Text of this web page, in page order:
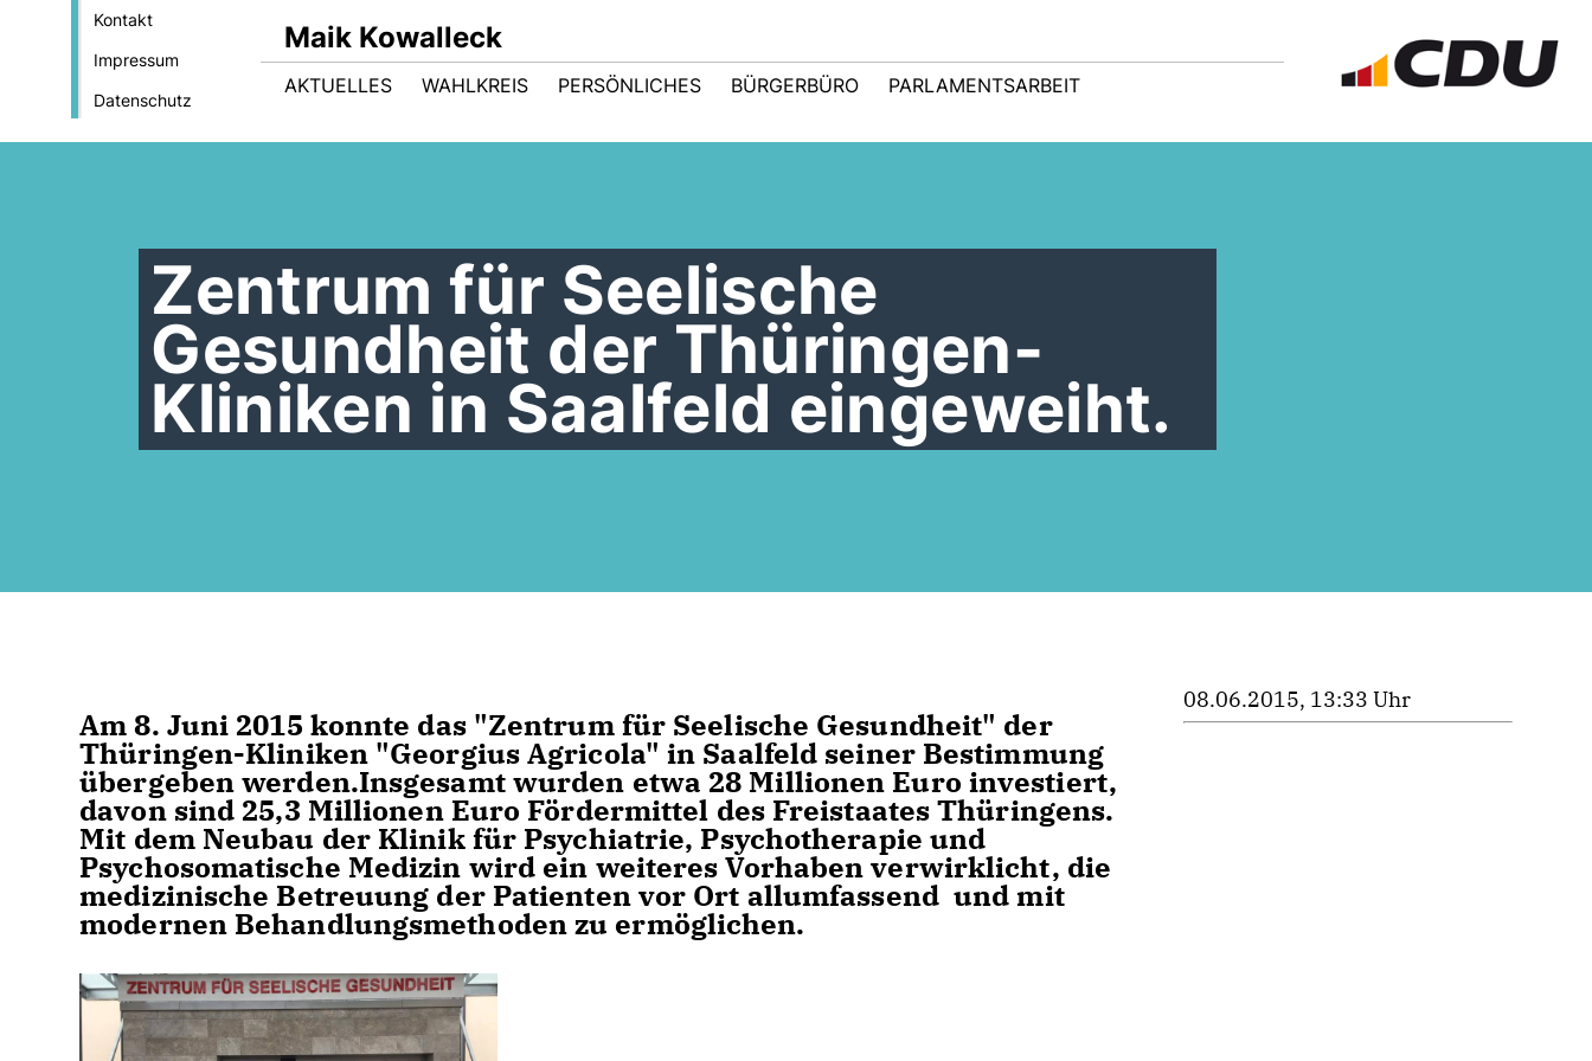
Kontakt
Impressum
Datenschutz
Maik Kowalleck
AKTUELLES WAHLKREIS PERSÖNLICHES BÜRGERBÜRO PARLAMENTSARBEIT
Zentrum für Seelische
Gesundheit der Thüringen-
Kliniken in Saalfeld eingeweiht.
Am 8. Juni 2015 konnte das "Zentrum für Seelische Gesundheit" der
Thüringen-Kliniken "Georgius Agricola" in Saalfeld seiner Bestimmung
übergeben werden.Insgesamt wurden etwa 28 Millionen Euro investiert,
davon sind 25,3 Millionen Euro Fördermittel des Freistaates Thüringens.
Mit dem Neubau der Klinik für Psychiatrie, Psychotherapie und
Psychosomatische Medizin wird ein weiteres Vorhaben verwirklicht, die
medizinische Betreuung der Patienten vor Ort allumfassend und mit
modernen Behandlungsmethoden zu ermöglichen.
08.06.2015, 13:33 Uhr